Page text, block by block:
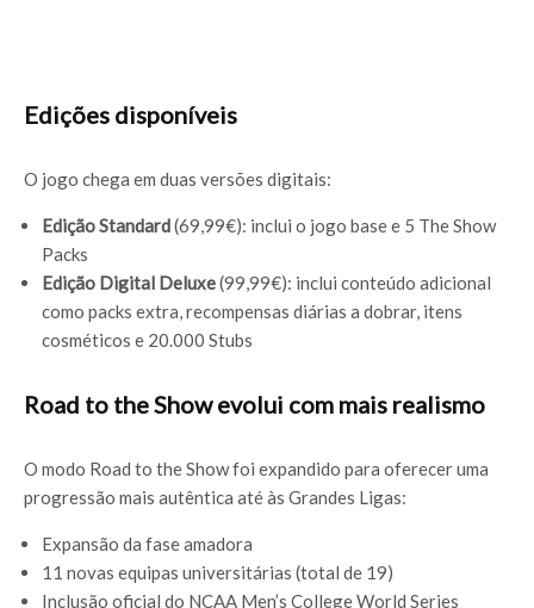
Edições disponíveis
O jogo chega em duas versões digitais:
Edição Standard(69,99€): inclui o jogo base e 5 The Show
Packs
Edição Digital Deluxe(99,99€): inclui conteúdo adicional
como packs extra, recompensas diárias a dobrar, itens
cosméticos e 20.000 Stubs
Road to the Show evolui com mais realismo
O modo Road to the Show foi expandido para oferecer uma
progressão mais autêntica até às Grandes Ligas:
Expansão da fase amadora
11 novas equipas universitárias (total de 19)
Inclusão oficial do NCAA Men’s College World Series